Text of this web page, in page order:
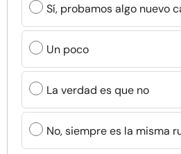
Cursos
Recursos
Comunidad
Encuentra un terapeuta
Sí, probamos algo nuevo
Un poco
La verdad es que no
No, siempre es la misma